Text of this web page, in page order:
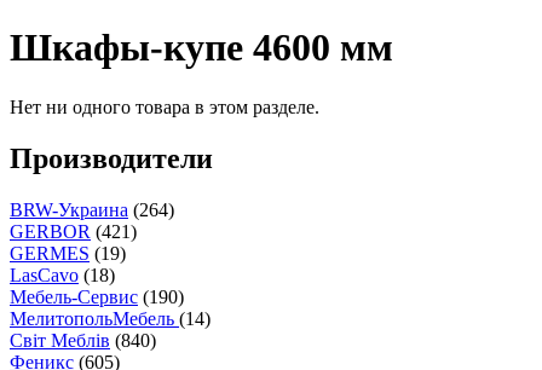
Шкафы-купе 4600 мм
Нет ни одного товара в этом разделе.
Производители
BRW-Украина (264)
GERBOR (421)
GERMES (19)
LasCavo (18)
Мебель-Сервис (190)
МелитопольМебель (14)
Світ Меблів (840)
Феникс (605)